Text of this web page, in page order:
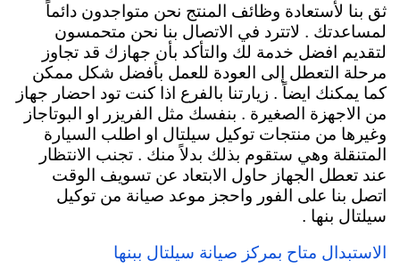
ثق بنا لأستعادة وظائف المنتج نحن متواجدون دائماً
لمساعدتك . لاتترد في الاتصال بنا نحن متحمسون
لتقديم افضل خدمة لك والتأكد بأن جهازك قد تجاوز
مرحلة التعطل إلى العودة للعمل بأفضل شكل ممكن
كما يمكنك ايضاً . زيارتنا بالفرع اذا كنت تود احضار جهاز
من الاجهزة الصغيرة . بنفسك مثل الفريزر او البوتاجاز
وغيرها من منتجات توكيل سيلتال او اطلب السيارة
المتنقلة وهي ستقوم بذلك بدلاً منك . تجنب الانتظار
عند تعطل الجهاز حاول الابتعاد عن تسويف الوقت
اتصل بنا على الفور واحجز موعد صيانة من توكيل
سيلتال بنها .
الاستبدال متاح بمركز صيانة سيلتال ببنها